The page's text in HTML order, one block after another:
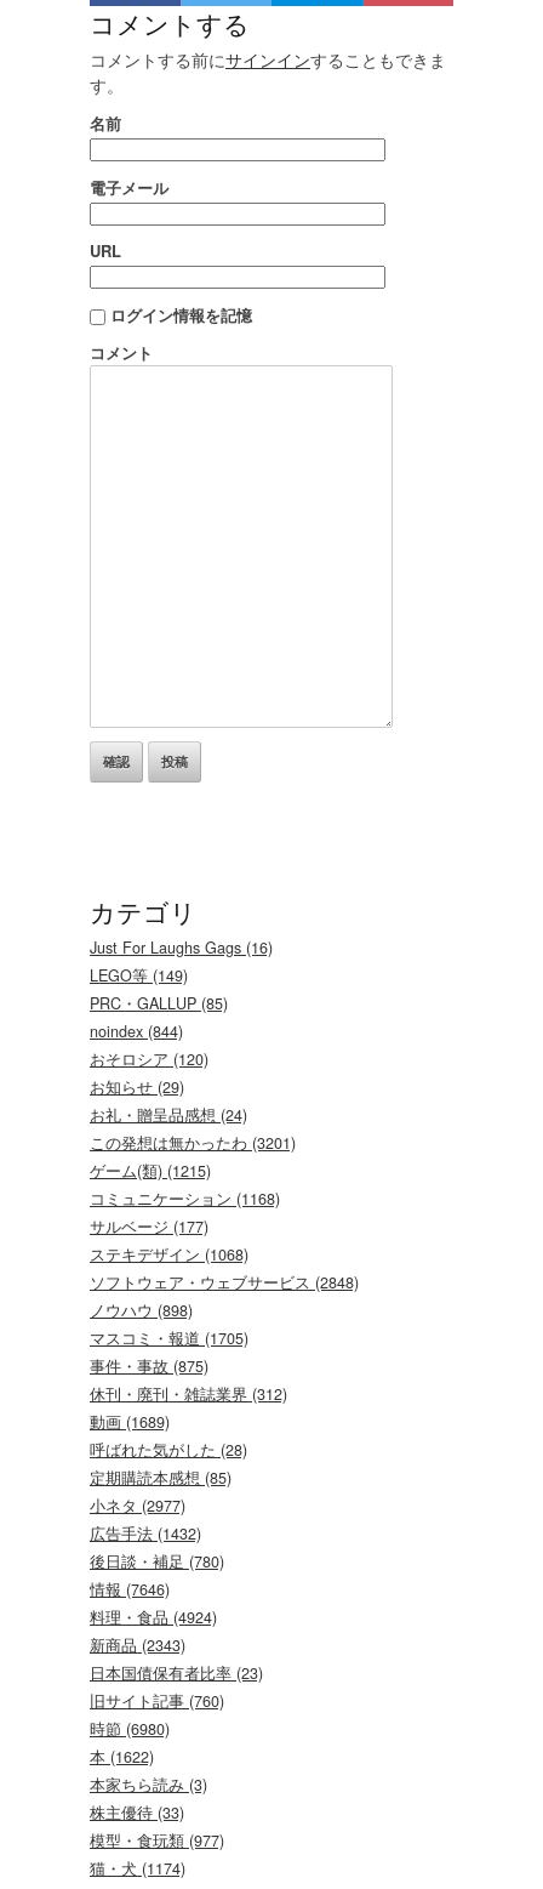
コメントする
コメントする前にサインインすることもできま
す。
名前
電子メール
URL
ログイン情報を記憶
コメント
カテゴリ
Just For Laughs Gags (16)
LEGO等 (149)
PRC・GALLUP (85)
noindex (844)
おそロシア (120)
お知らせ (29)
お礼・贈呈品感想 (24)
この発想は無かったわ (3201)
ゲーム(類) (1215)
コミュニケーション (1168)
サルベージ (177)
ステキデザイン (1068)
ソフトウェア・ウェブサービス (2848)
ノウハウ (898)
マスコミ・報道 (1705)
事件・事故 (875)
休刊・廃刊・雑誌業界 (312)
動画 (1689)
呼ばれた気がした (28)
定期購読本感想 (85)
小ネタ (2977)
広告手法 (1432)
後日談・補足 (780)
情報 (7646)
料理・食品 (4924)
新商品 (2343)
日本国債保有者比率 (23)
旧サイト記事 (760)
時節 (6980)
本 (1622)
本家ちら読み (3)
株主優待 (33)
模型・食玩類 (977)
猫・犬 (1174)